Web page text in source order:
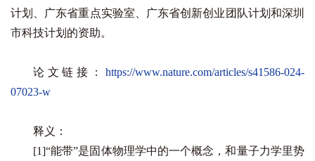
计划、广东省重点实验室、广东省创新创业团队计划和深圳
市科技计划的资助。
论文链接： https://www.nature.com/articles/s41586-024-
07023-w
释义：
[1]“能带”是固体物理学中的一个概念，和量子力学里势